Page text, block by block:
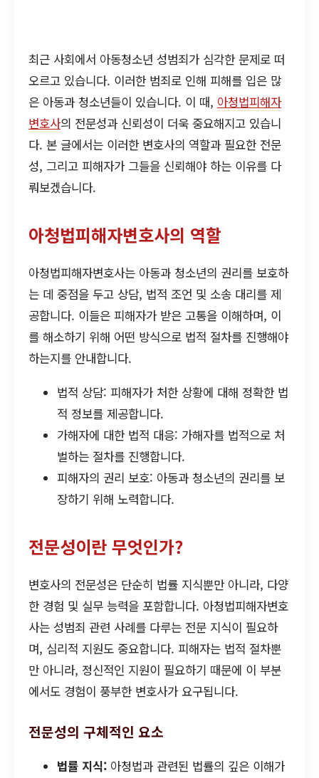
최근 사회에서 아동청소년 성범죄가 심각한 문제로 떠
오르고 있습니다. 이러한 범죄로 인해 피해를 입은 많
은 아동과 청소년들이 있습니다. 이 때, 아청법피해자
변호사의 전문성과 신뢰성이 더욱 중요해지고 있습니
다. 본 글에서는 이러한 변호사의 역할과 필요한 전문
성, 그리고 피해자가 그들을 신뢰해야 하는 이유를 다
뤄보겠습니다.
아청법피해자변호사의 역할
아청법피해자변호사는 아동과 청소년의 권리를 보호하
는 데 중점을 두고 상담, 법적 조언 및 소송 대리를 제
공합니다. 이들은 피해자가 받은 고통을 이해하며, 이
를 해소하기 위해 어떤 방식으로 법적 절차를 진행해야
하는지를 안내합니다.
법적 상담: 피해자가 처한 상황에 대해 정확한 법
적 정보를 제공합니다.
가해자에 대한 법적 대응: 가해자를 법적으로 처
벌하는 절차를 진행합니다.
피해자의 권리 보호: 아동과 청소년의 권리를 보
장하기 위해 노력합니다.
전문성이란 무엇인가?
변호사의 전문성은 단순히 법률 지식뿐만 아니라, 다양
한 경험 및 실무 능력을 포함합니다. 아청법피해자변호
사는 성범죄 관련 사례를 다루는 전문 지식이 필요하
며, 심리적 지원도 중요합니다. 피해자는 법적 절차뿐
만 아니라, 정신적인 지원이 필요하기 때문에 이 부분
에서도 경험이 풍부한 변호사가 요구됩니다.
전문성의 구체적인 요소
법률 지식: 아청법과 관련된 법률의 깊은 이해가